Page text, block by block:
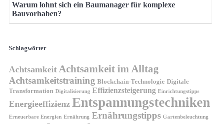
Warum lohnt sich ein Baumanager für komplexe
Bauvorhaben?
Schlagwörter
Achtsamkeit Achtsamkeit im Alltag
Achtsamkeitstraining Blockchain-Technologie Digitale
Transformation Digitalisierung Effizienzsteigerung Einrichtungstipps
Energieeffizienz Entspannungstechniken
Erneuerbare Energien Ernährung Ernährungstipps Gartenbeleuchtung